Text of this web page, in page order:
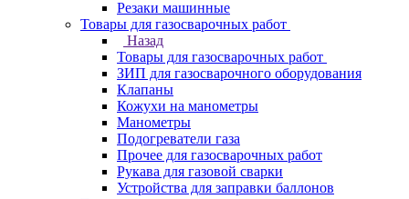
Резаки машинные
Товары для газосварочных работ
Назад
Товары для газосварочных работ
ЗИП для газосварочного оборудования
Клапаны
Кожухи на манометры
Манометры
Подогреватели газа
Прочее для газосварочных работ
Рукава для газовой сварки
Устройства для заправки баллонов